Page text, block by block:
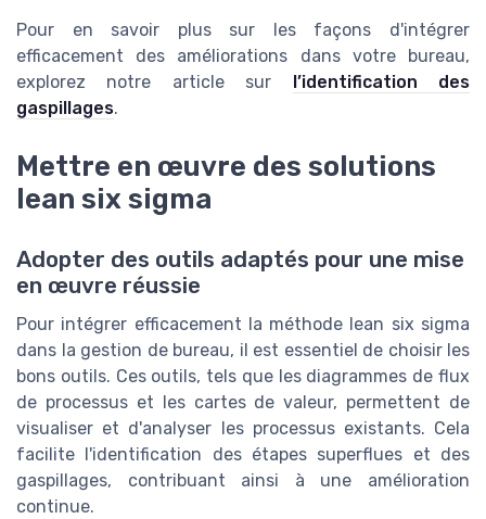
Pour en savoir plus sur les façons d'intégrer
efficacement des améliorations dans votre bureau,
explorez notre article sur l’identification des
gaspillages.
Mettre en œuvre des solutions
lean six sigma
Adopter des outils adaptés pour une mise
en œuvre réussie
Pour intégrer efficacement la méthode lean six sigma
dans la gestion de bureau, il est essentiel de choisir les
bons outils. Ces outils, tels que les diagrammes de flux
de processus et les cartes de valeur, permettent de
visualiser et d'analyser les processus existants. Cela
facilite l'identification des étapes superflues et des
gaspillages, contribuant ainsi à une amélioration
continue.